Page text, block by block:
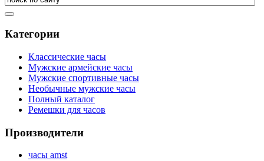
Категории
Классические часы
Мужские армейские часы
Мужские спортивные часы
Необычные мужские часы
Полный каталог
Ремешки для часов
Производители
часы amst